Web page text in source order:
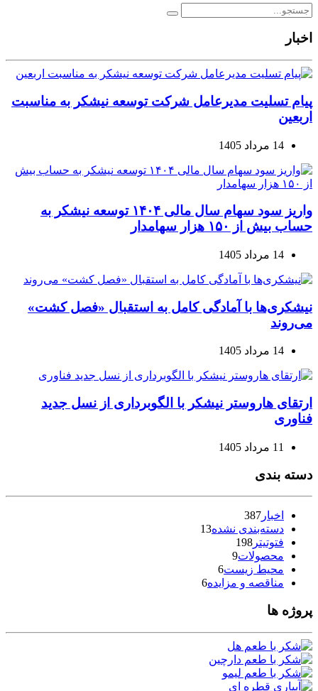
اخبار
پیام تسلیت مدیرعامل شرکت توسعه نیشکر به مناسبت
اربعین
14 مرداد 1405
واریز سود سهام سال مالی ۱۴۰۴ توسعه نیشکر به
حساب بیش از ۱۵۰ هزار سهامدار
14 مرداد 1405
نیشکری‌ها با آمادگی کامل به استقبال «فصل کشت»
می‌روند
14 مرداد 1405
ارتقای هاروستر نیشکر با الگوبرداری از نسل جدید
فناوری
11 مرداد 1405
دسته بندی
اخبار 387
دسته‌بندی نشده13
فتوتیتر 198
محصولات9
محیط زیست6
مناقصه و مزایده6
پروژه ها